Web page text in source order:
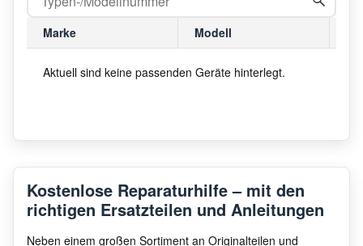
Marke Modell
Aktuell sind keine passenden Geräte hinterlegt.
Kostenlose Reparaturhilfe – mit den
richtigen Ersatzteilen und Anleitungen
Neben einem großen Sortiment an Originalteilen und